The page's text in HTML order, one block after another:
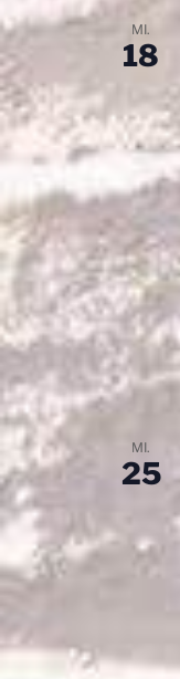
t
o
n
e
o
r
t
MI.
18
MI.
25